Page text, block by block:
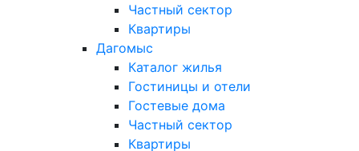
Частный сектор
Квартиры
Дагомыс
Каталог жилья
Гостиницы и отели
Гостевые дома
Частный сектор
Квартиры